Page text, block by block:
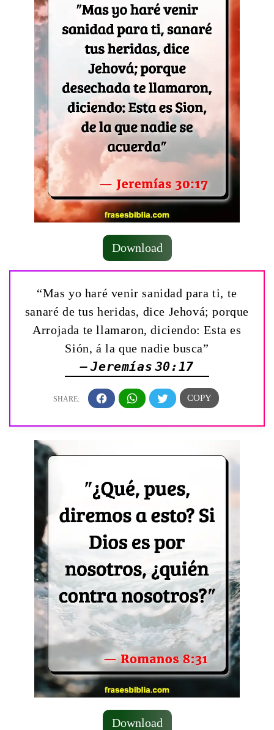
Download
“Mas yo haré venir sanidad para ti, te
sanaré de tus heridas, dice Jehová; porque
Arrojada te llamaron, diciendo: Esta es
Sión, á la que nadie busca”
— Jeremías 30:17
Download